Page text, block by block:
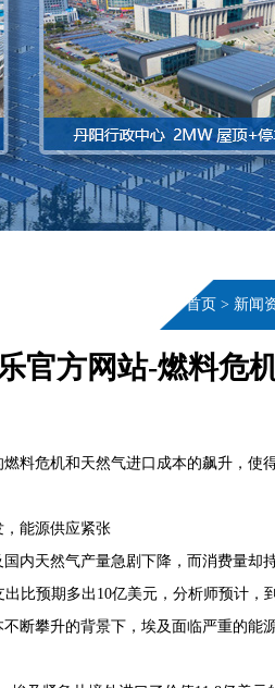
当前位置：首页 > 新闻
官方网站-燃料危
料危机和天然气进口成本的飙升，使
能源供应紧张
内天然气产量急剧下降，而消费量却
出比预期多出10亿美元，分析师预计，
断攀升的背景下，埃及面临严重的能